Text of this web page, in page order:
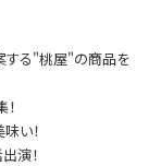
する"桃屋"の商品を
い！
演！